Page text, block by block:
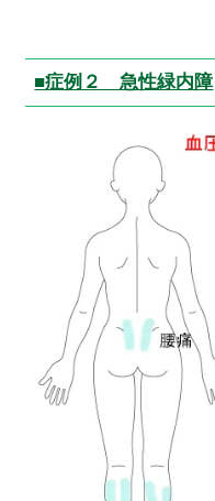
■症例２ 急性緑内障